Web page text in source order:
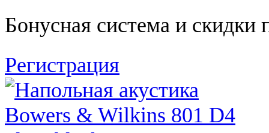
Бонусная система и скидки
Регистрация